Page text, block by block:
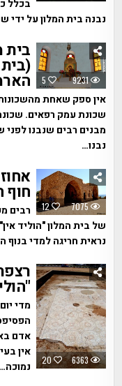
נבנה בית המלון על ידי
5 9231
אין ספק שאחת
שכונת עמק רפאים.
מבנים רבים שנבנו לפני
נבנו…
12 7075
חוף
רבים
של בית המלון "הוליד
נראית חריגה למדי בנוף
20 6363
מדי
אדם
אין
נמוכה…